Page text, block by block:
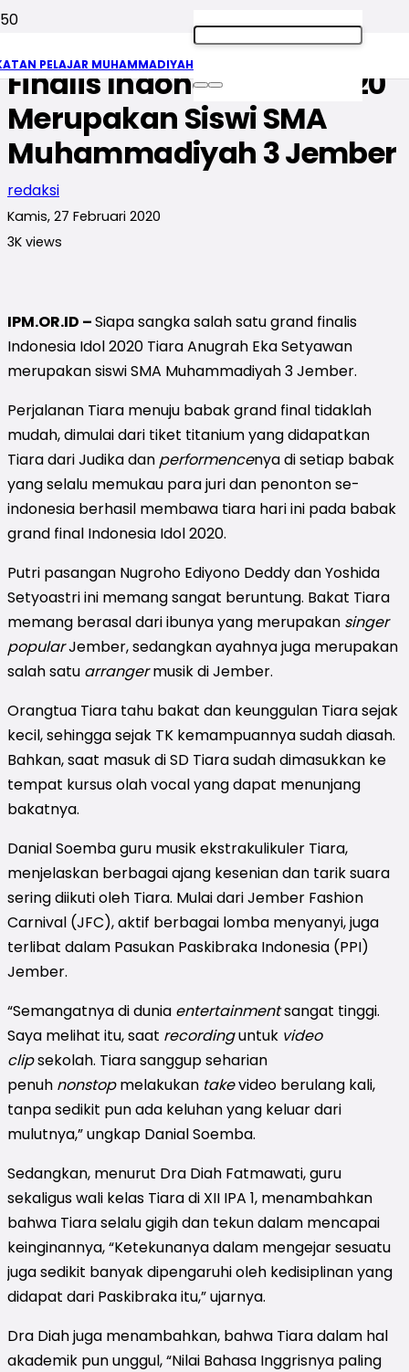
PELAJAR MUHAMMADIYAH
Tiara Anugrah, Grand
Finalis Indonesia Idol 2020
Merupakan Siswi SMA
Muhammadiyah 3 Jember
redaksi
Kamis, 27 Februari 2020
3K views
IPM.OR.ID –Siapa sangka salah satu grand finalis
Indonesia Idol 2020 Tiara Anugrah Eka Setyawan
merupakan siswi SMA Muhammadiyah 3 Jember.
Perjalanan Tiara menuju babak grand final tidaklah
mudah, dimulai dari tiket titanium yang didapatkan
Tiara dari Judika dan performencenya di setiap babak
yang selalu memukau para juri dan penonton se-
indonesia berhasil membawa tiara hari ini pada babak
grand final Indonesia Idol 2020.
Putri pasangan Nugroho Ediyono Deddy dan Yoshida
Setyoastri ini memang sangat beruntung. Bakat Tiara
memang berasal dari ibunya yang merupakan singer
popularJember, sedangkan ayahnya juga merupakan
salah satu arrangermusik di Jember.
Orangtua Tiara tahu bakat dan keunggulan Tiara sejak
kecil, sehingga sejak TK kemampuannya sudah diasah.
Bahkan, saat masuk di SD Tiara sudah dimasukkan ke
tempat kursus olah vocal yang dapat menunjang
bakatnya.
Danial Soemba guru musik ekstrakulikuler Tiara,
menjelaskan berbagai ajang kesenian dan tarik suara
sering diikuti oleh Tiara. Mulai dari Jember Fashion
Carnival (JFC), aktif berbagai lomba menyanyi, juga
terlibat dalam Pasukan Paskibraka Indonesia (PPI)
Jember.
“Semangatnya di dunia entertainmentsangat tinggi.
Saya melihat itu, saat recordinguntuk video
clipsekolah. Tiara sanggup seharian
penuh nonstopmelakukan takevideo berulang kali,
tanpa sedikit pun ada keluhan yang keluar dari
mulutnya,” ungkap Danial Soemba.
Sedangkan, menurut Dra Diah Fatmawati, guru
sekaligus wali kelas Tiara di XII IPA 1, menambahkan
bahwa Tiara selalu gigih dan tekun dalam mencapai
keinginannya, “Ketekunanya dalam mengejar sesuatu
juga sedikit banyak dipengaruhi oleh kedisiplinan yang
didapat dari Paskibraka itu,” ujarnya.
Dra Diah juga menambahkan, bahwa Tiara dalam hal
akademik pun unggul, “Nilai Bahasa Inggrisnya paling